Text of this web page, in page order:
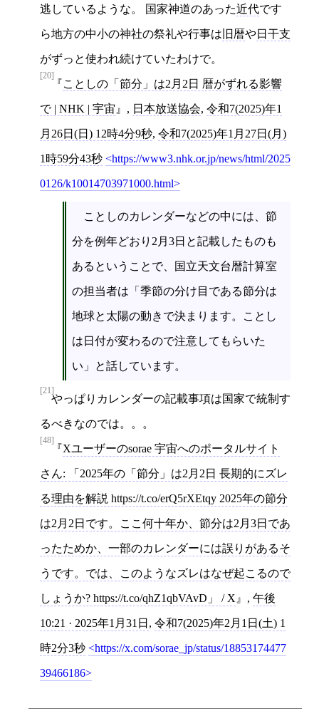
逃しているような。 国家神道のあった近代です
ら地方の中小の神社の祭礼や行事は 旧暦や日干支
がずっと使われ続けていたわけで。
[20]
ことしの「節分」は2月2日 暦がずれる影響
で | NHK | 宇宙 , 日本放送協会, 令和7(2025)年1
月26日(日) 12時4分9秒, 令和7(2025)年1月27日(月)
1時59分43秒 https://www3.nhk.or.jp/news/html/2025
0126/k10014703971000.html
ことしのカレンダーなどの中には、節
分を例年どおり2月3日と記載したものも
あるということで、国立天文台暦計算室
の担当者は「季節の分け目である節分は
地球と太陽の動きで決まります。ことし
は日付が変わるので注意してもらいた
い」と話しています。
[21]
やっぱりカレンダーの記載事項は国家で統制す
るべきなのでは。。。
[48]
Xユーザーのsorae 宇宙へのポータルサイト
さん: 「2025年の「節分」は2月2日 長期的にズレ
る理由を解説 https://t.co/erQ5rXEtqy 2025年の節分
は2月2日です。ここ何十年か、節分は2月3日であ
ったためか、一部のカレンダーには誤りがあるそ
うです。では、このようなズレはなぜ起こるので
しょうか? https://t.co/qhZ1qbVAvD」 / X , 午後
10:21 · 2025年1月31日 , 令和7(2025)年2月1日(土) 1
時2分3秒 https://x.com/sorae_jp/status/18853174477
39466186